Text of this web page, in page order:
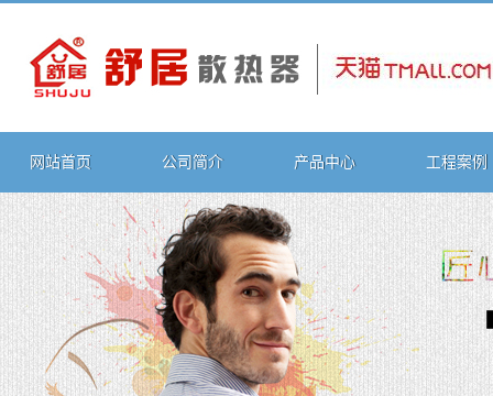
网站首页 公司简介 产品中心 工程案例